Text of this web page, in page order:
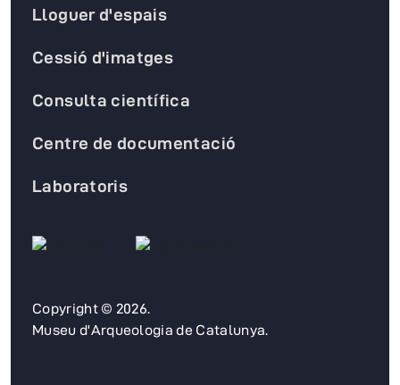
Copyright © 2026.
Museu d'Arqueologia de Catalunya.
Lloguer d'espais
Cessió d'imatges
Consulta científica
Centre de documentació
Laboratoris